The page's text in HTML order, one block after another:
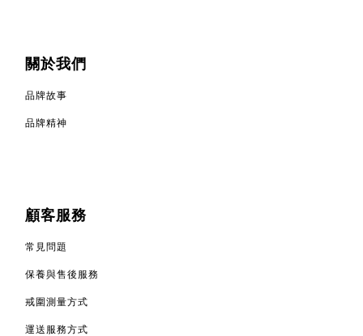
關於我們
品牌故事
品牌精神
顧客服務
常見問題
保養與售後服務
戒圍測量方式
運送服務方式